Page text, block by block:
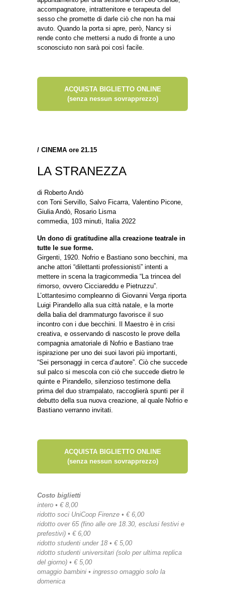
accompagnatore, intrattenitore e terapeuta del
sesso che promette di darle ciò che non ha mai
avuto. Quando la porta si apre, però, Nancy si
rende conto che mettersi a nudo di fronte a uno
sconosciuto non sarà poi così facile.
ACQUISTA BIGLIETTO ONLINE
(senza nessun sovrapprezzo)
/ CINEMA ore 21.15
LA STRANEZZA
di Roberto Andò
con Toni Servillo, Salvo Ficarra, Valentino Picone,
Giulia Andò, Rosario Lisma
commedia, 103 minuti, Italia 2022
Un dono di gratitudine alla creazione teatrale in
tutte le sue forme.
Girgenti, 1920. Nofrio e Bastiano sono becchini, ma
anche attori “dilettanti professionisti” intenti a
mettere in scena la tragicommedia “La trincea del
rimorso, ovvero Cicciareddu e Pietruzzu”.
L’ottantesimo compleanno di Giovanni Verga riporta
Luigi Pirandello alla sua città natale, e la morte
della balia del drammaturgo favorisce il suo
incontro con i due becchini. Il Maestro è in crisi
creativa, e osservando di nascosto le prove della
compagnia amatoriale di Nofrio e Bastiano trae
ispirazione per uno dei suoi lavori più importanti,
“Sei personaggi in cerca d’autore”. Ciò che succede
sul palco si mescola con ciò che succede dietro le
quinte e Pirandello, silenzioso testimone della
prima del duo strampalato, raccoglierà spunti per il
debutto della sua nuova creazione, al quale Nofrio e
Bastiano verranno invitati.
ACQUISTA BIGLIETTO ONLINE
(senza nessun sovrapprezzo)
Costo biglietti
intero • € 8,00
ridotto soci UniCoop Firenze • € 6,00
ridotto over 65 (fino alle ore 18.30, esclusi festivi e
prefestivi) • € 6,00
ridotto studenti under 18 • € 5,00
ridotto studenti universitari (solo per ultima replica
del giorno) • € 5,00
omaggio bambini • ingresso omaggio solo la
domenica